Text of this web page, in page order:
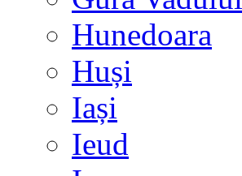
Hunedoara
Huși
Iași
Ieud